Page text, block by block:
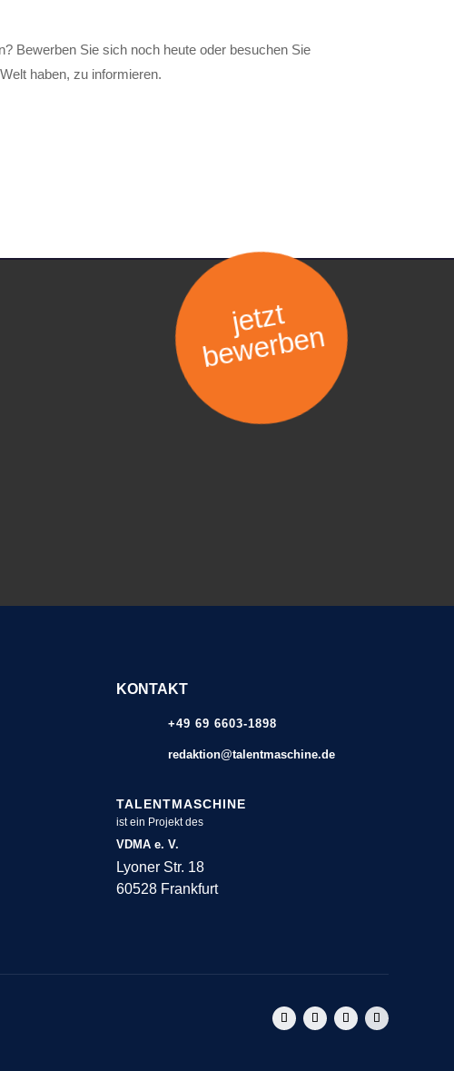
Bewerben Sie sich noch heute oder besuchen Sie
haben, zu informieren.
jetzt
bewerben
KONTAKT
+49 69 6603-1898
redaktion@talentmaschine.de
TALENTMASCHINE
ist ein Projekt des
VDMA e. V.
Lyoner Str. 18
60528 Frankfurt